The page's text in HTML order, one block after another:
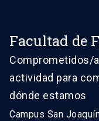
Facultad de
Comprometidos/
actividad para
dónde estamos
Campus San